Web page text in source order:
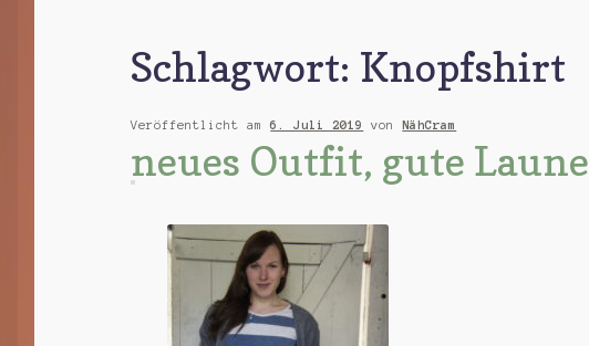
Schlagwort: Knopfshirt
Veröffentlicht am6. Juli 2019 vonNähCram
neues Outfit, gute Laune